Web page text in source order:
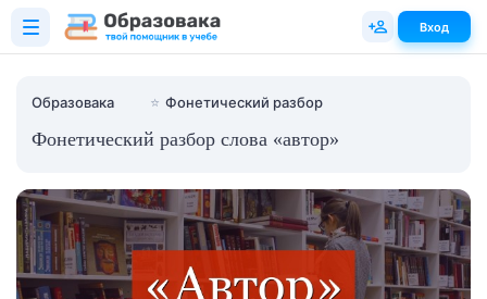
Образовака ⭐ Фонетический разбор
Фонетический разбор слова «автор»
Вход